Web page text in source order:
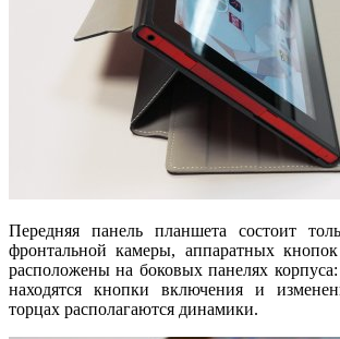
Передняя панель планшета состоит
фронтальной камеры, аппаратных
расположены на боковых панелях
находятся кнопки включения и
торцах располагаются динамики.